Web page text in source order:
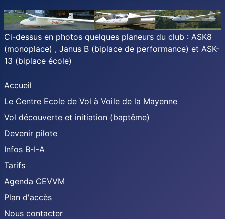
Ci-dessus en photos quelques planeurs du club : ASK8
(monoplace) , Janus B (biplace de performance) et ASK-
13 (biplace école)
Accueil
Le Centre Ecole de Vol à Voile de la Mayenne
Vol découverte et initiation (baptême)
Devenir pilote
Infos B-I-A
Tarifs
Agenda CEVVM
Plan d'accès
Nous contacter